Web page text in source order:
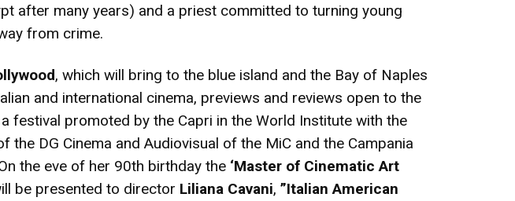
after many years) and a priest committed to turning young
from crime.
, which will bring to the blue island and the Bay of Naples
and international cinema, previews and reviews open to the
festival promoted by the Capri in the World Institute with the
the DG Cinema and Audiovisual of the MiC and the Campania
the eve of her 90th birthday the ‘Master of Cinematic Art
be presented to director Liliana Cavani,”Italian American